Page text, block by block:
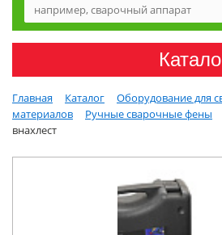
Главная Каталог
Оборудование для
материалов
Ручные сварочные фены
внахлест